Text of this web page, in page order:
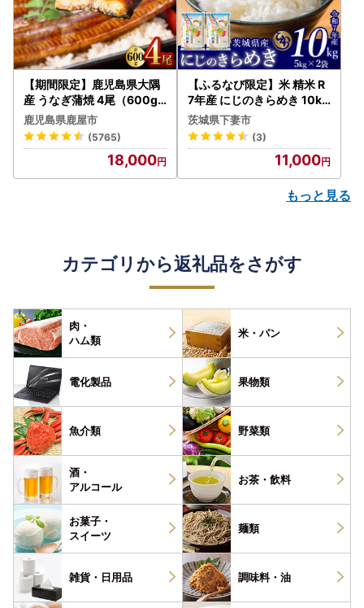
【期間限定】鹿児島県大隅
産 うなぎ蒲焼 4尾（600g
） KN007-004-04-cp18
うなぎ 鰻 魚 惣菜 総菜
鹿児島県鹿屋市
(5765)
18,000
【ふるなび限定】米 精米 R
7年産 にじのきらめき 10kg
10月 FN-Limited-PR
茨城県下妻市
(3)
11,000
もっと見る
カテゴリから返礼品をさがす
肉・
ハム類
米・パン
電化製品 果物類
魚介類 野菜類
酒・
アルコール
お茶・ 飲料
お菓子・
スイーツ
麺類
雑貨・ 日用品 調味料・ 油